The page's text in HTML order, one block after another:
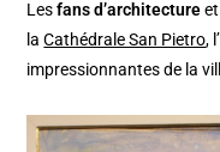
Lesfans d’architecture
laCathédrale San Pietro,
impressionnantes de la